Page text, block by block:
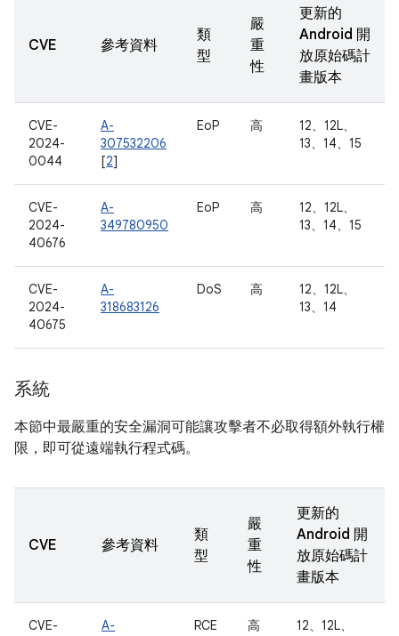
CVE 參考資料
類
型
嚴
重
性
更新的
Android 開
放原始碼計
畫版本
CVE-
2024-
0044
A-
307532206
[2]
EoP 高
12、12L、
13、14、15
CVE-
2024-
40676
A-
349780950
EoP 高
12、12L、
13、14、15
CVE-
2024-
40675
A-
318683126
DoS 高
12、12L、
13、14
系統
本節中最嚴重的安全漏洞可能讓攻擊者不必取得額外執行權
限，即可從遠端執行程式碼。
CVE 參考資料
類
型
嚴
重
性
更新的
Android 開
放原始碼計
畫版本
CVE-
A-
RCE 高
12、12L、